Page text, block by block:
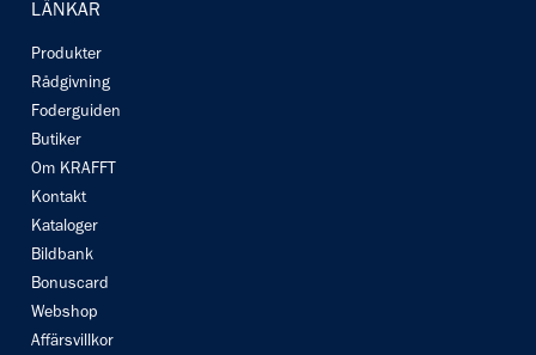
LÄNKAR
Produkter
Rådgivning
Foderguiden
Butiker
Om KRAFFT
Kontakt
Kataloger
Bildbank
Bonuscard
Webshop
Affärsvillkor